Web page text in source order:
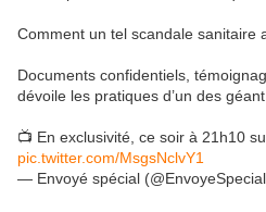
Comment un tel scandale sanitaire
Documents confidentiels,
dévoile les pratiques d’un des
📺 En exclusivité, ce soir à 21h10
pic.twitter.com/MsgsNclvY1
— Envoyé spécial